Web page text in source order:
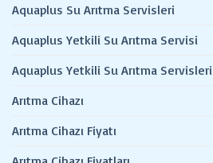
Aquaplus Su Arıtma Servisleri
Aquaplus Yetkili Su Arıtma Servisi
Aquaplus Yetkili Su Arıtma Servisleri
Arıtma Cihazı
Arıtma Cihazı Fiyatı